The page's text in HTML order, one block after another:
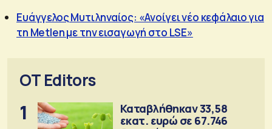
Ευάγγελος Μυτιληναίος: «Ανοίγει νέο κεφάλαιο για
τη Metlen με την εισαγωγή στο LSE»
OT Editors
1
Καταβλήθηκαν 33,58
εκατ. ευρώ σε 67.746